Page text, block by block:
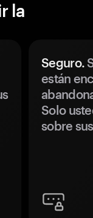
la
Seguro.
están
Solo
sobre